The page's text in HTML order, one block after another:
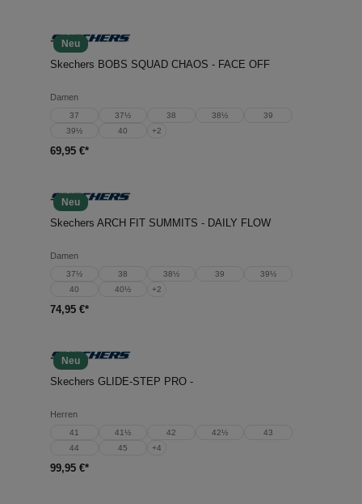
Neu
Skechers BOBS SQUAD CHAOS - FACE OFF
Damen
37 37½ 38 38½
39
39½
40 +2
69,95 €*
Neu
Skechers ARCH FIT SUMMITS - DAILY FLOW
Damen
37½ 38 38½ 39
39½
40
40½ +2
74,95 €*
Neu
Skechers GLIDE-STEP PRO -
Herren
41 41½ 42 42½
43
44
45 +4
99,95 €*